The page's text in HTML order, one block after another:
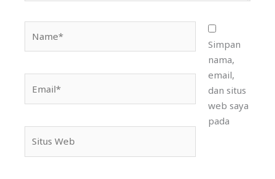
Web
Simpan
nama,
email,
dan situs
web saya
pada